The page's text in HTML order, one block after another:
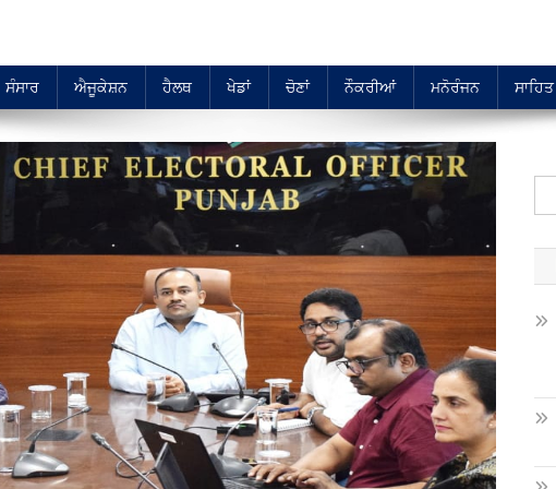
ਸੰਸਾਰ ਐਜੂਕੇਸ਼ਨ ਹੈਲਥ ਖੇਡਾਂ ਚੋਣਾਂ ਨੌਕਰੀਆਂ ਮਨੋਰੰਜਨ ਸਾਹਿਤ